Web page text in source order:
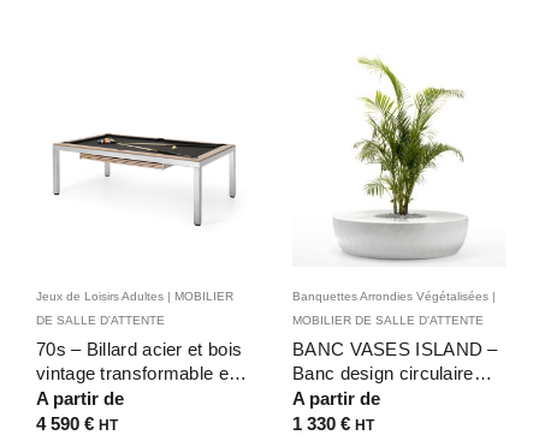
Jeux de Loisirs Adultes | MOBILIER
DE SALLE D'ATTENTE
70s – Billard acier et bois
vintage transformable en
table de bureau pour
espaces de détente
A partir de
4 590 € HT
Banquettes Arrondies Végétalisées |
MOBILIER DE SALLE D'ATTENTE
BANC VASES ISLAND –
Banc design circulaire
avec jardinière centrale
aspect diamant pour
A partir de
1 330 € HT